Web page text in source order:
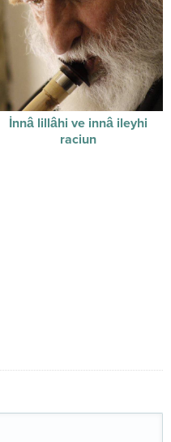
İnnâ lillâhi ve innâ ileyhi
raciun